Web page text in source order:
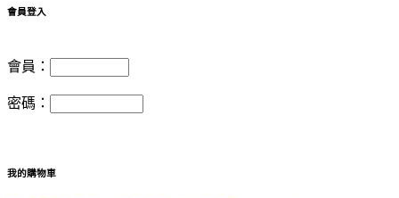
會員登入
會員：
密碼：
我的購物車